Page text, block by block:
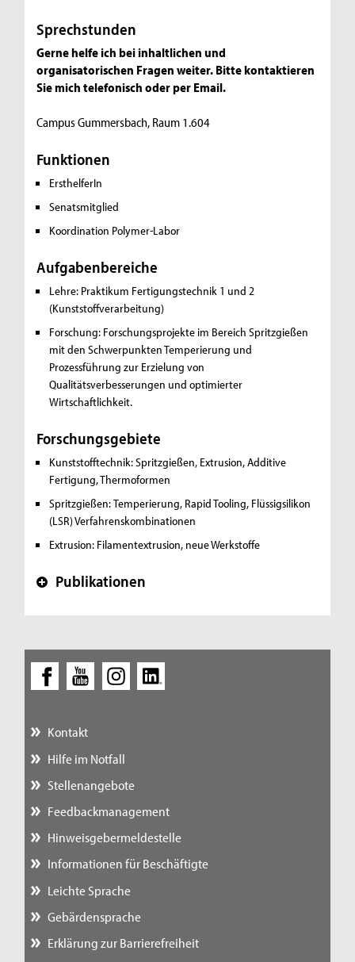
Sprechstunden
Gerne helfe ich bei inhaltlichen und
organisatorischen Fragen weiter. Bitte kontaktieren
Sie mich telefonisch oder per Email.
Campus Gummersbach, Raum 1.604
Funktionen
ErsthelferIn
Senatsmitglied
Koordination Polymer-Labor
Aufgabenbereiche
Lehre: Praktikum Fertigungstechnik 1 und 2
(Kunststoffverarbeitung)
Forschung: Forschungsprojekte im Bereich Spritzgießen
mit den Schwerpunkten Temperierung und
Prozessführung zur Erzielung von
Qualitätsverbesserungen und optimierter
Wirtschaftlichkeit.
Forschungsgebiete
Kunststofftechnik:Spritzgießen, Extrusion, Additive
Fertigung, Thermoformen
Spritzgießen:Temperierung, Rapid Tooling, Flüssigsilikon
(LSR) Verfahrenskombinationen
Extrusion: Filamentextrusion, neue Werkstoffe
+ Publikationen
Kontakt
Hilfe im Notfall
Stellenangebote
Feedbackmanagement
Hinweisgebermeldestelle
Informationen für Beschäftigte
Leichte Sprache
Gebärdensprache
Erklärung zur Barrierefreiheit